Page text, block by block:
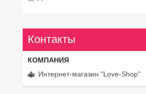
Контакты
Интернет-магазин "Love-Shop"